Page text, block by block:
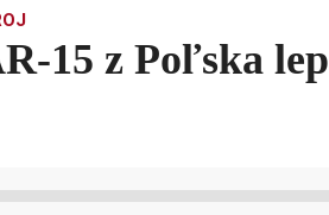
15 z Poľska